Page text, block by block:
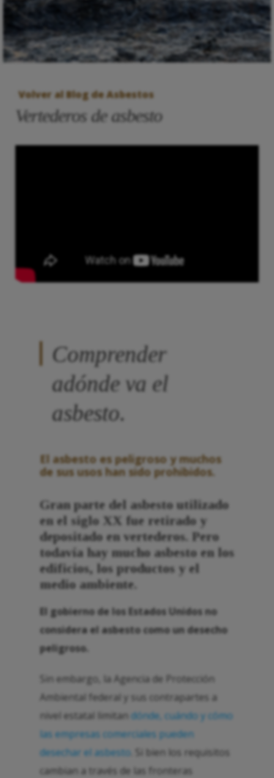
Volver al Blog de Asbestos
Vertederos de asbesto
Comprender
adónde va el
asbesto.
El asbesto es peligroso y muchos
de sus usos han sido prohibidos.
Gran parte del asbesto utilizado
en el siglo XX fue retirado y
depositado en vertederos. Pero
todavía hay mucho asbesto en los
edificios, los productos y el
medio ambiente.
El gobierno de los Estados Unidos no
considera el asbesto como un desecho
peligroso.
Sin embargo, la Agencia de Protección
Ambiental federal y sus contrapartes a
nivel estatal limitan dónde, cuándo y cómo
las empresas comerciales pueden
desechar el asbesto . Si bien los requisitos
cambian a través de las fronteras